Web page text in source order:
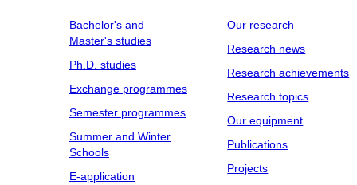
Bachelor's and
Master's studies
Ph.D. studies
Exchange programmes
Semester programmes
Summer and Winter
Schools
E-application
Our research
Research news
Research achievements
Research topics
Our equipment
Publications
Projects